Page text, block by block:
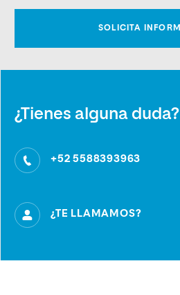
¿Tienes alguna duda?
+52 5588393963
¿TE LLAMAMOS?